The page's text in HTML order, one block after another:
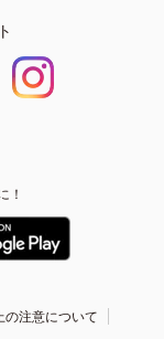
！
の注意について